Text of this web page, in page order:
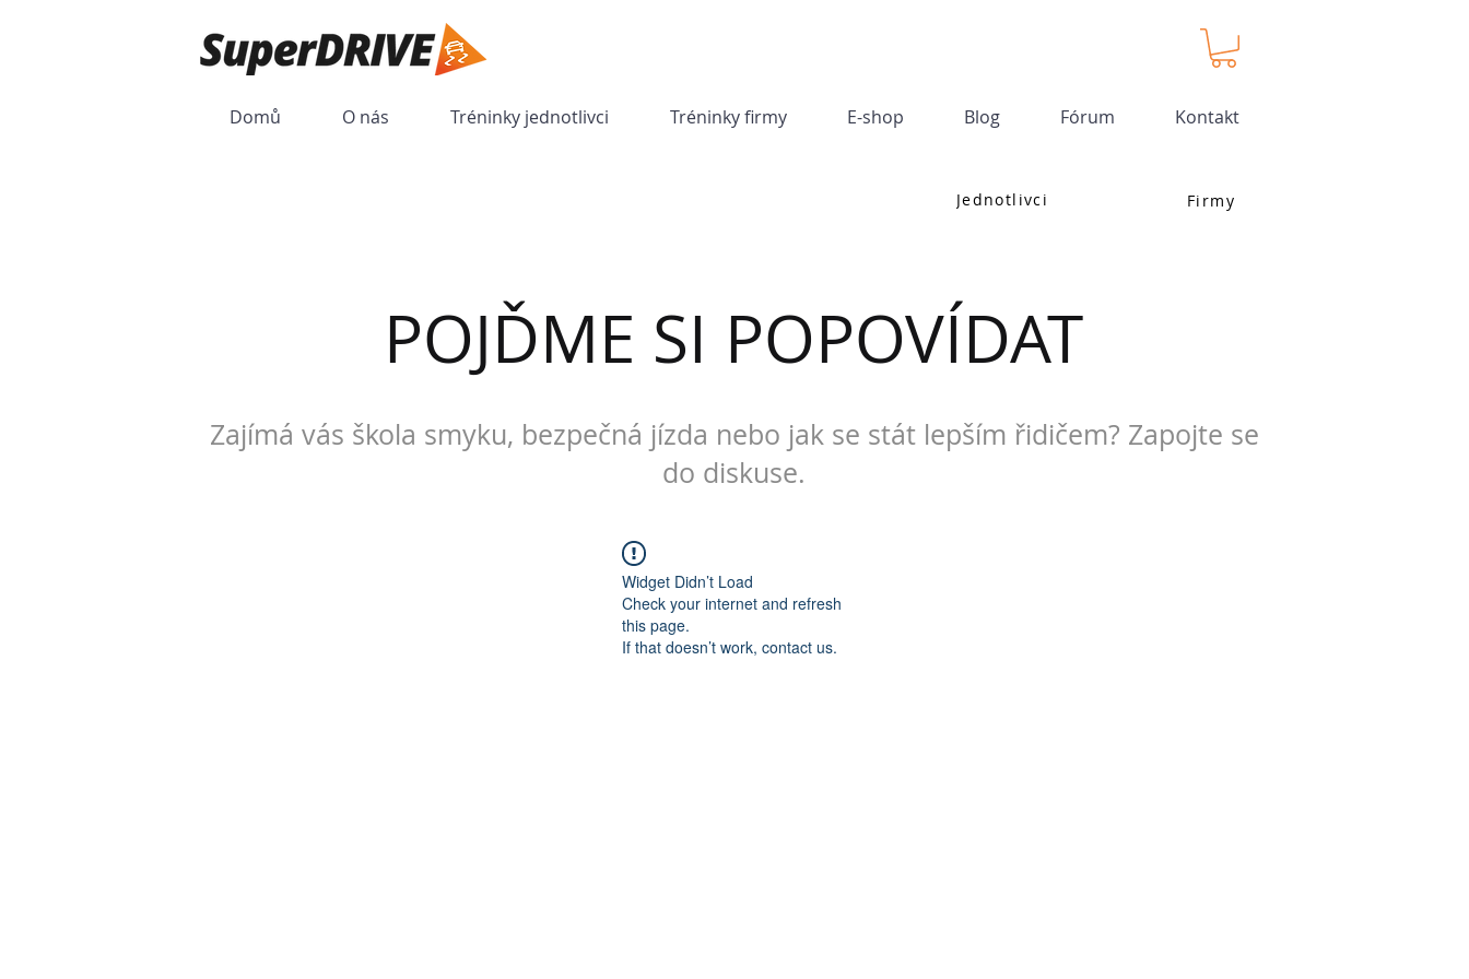
Domů O nás Tréninky jednotlivci Tréninky firmy E-shop Blog Fórum Kontakt
Jednotlivci Firmy
POJĎME SI POPOVÍDAT
Zajímá vás škola smyku, bezpečná jízda nebo jak se stát lepším řidičem? Zapojte se
do diskuse.
Widget Didn’t Load
Check your internet and refresh
this page.
If that doesn’t work, contact us.